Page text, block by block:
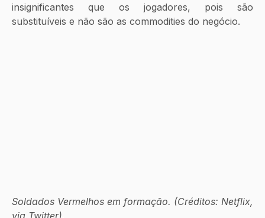
insignificantes que os jogadores, pois são
substituíveis e não são as commodities do negócio.
Soldados Vermelhos em formação. (Créditos: Netflix,